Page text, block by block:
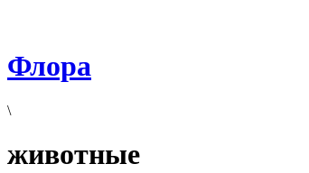
Флора
\
животные